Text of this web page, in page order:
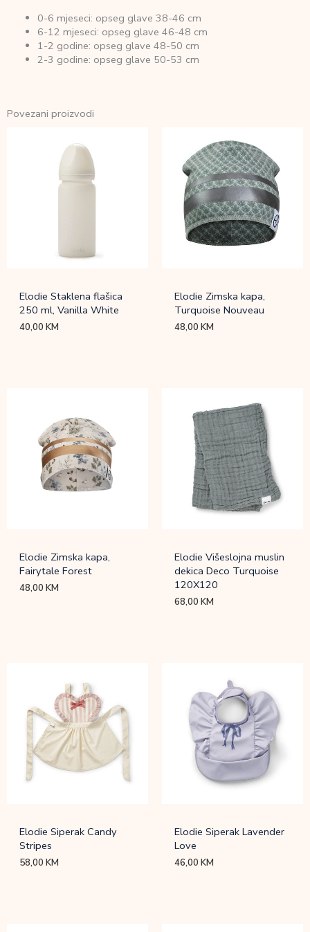
0-6 mjeseci: opseg glave 38-46 cm
6-12 mjeseci: opseg glave 46-48 cm
1-2 godine: opseg glave 48-50 cm
2-3 godine: opseg glave 50-53 cm
Povezani proizvodi
Elodie Staklena flašica
250 ml, Vanilla White
40,00KM
Elodie Zimska kapa,
Turquoise Nouveau
48,00KM
Elodie Zimska kapa,
Fairytale Forest
48,00KM
Elodie Višeslojna muslin
dekica Deco Turquoise
120X120
68,00KM
Elodie Siperak Candy
Stripes
58,00KM
Elodie Siperak Lavender
Love
46,00KM